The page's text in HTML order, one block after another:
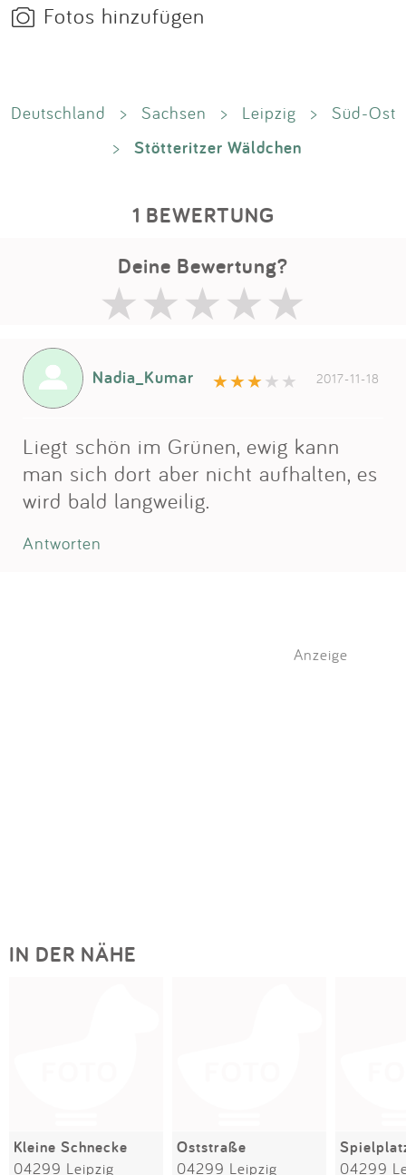
Fotos hinzufügen
Deutschland > Sachsen > Leipzig >
Süd-Ost
>
Stötteritzer Wäldchen
1 BEWERTUNG
Deine Bewertung?
Nadia_Kumar 2017-11-18
Liegt schön im Grünen, ewig kann
man sich dort aber nicht aufhalten, es
wird bald langweilig.
Antworten
Anzeige
IN DER NÄHE
Kleine Schnecke
04299 Leipzig
Oststraße
04299 Leipzig 04299